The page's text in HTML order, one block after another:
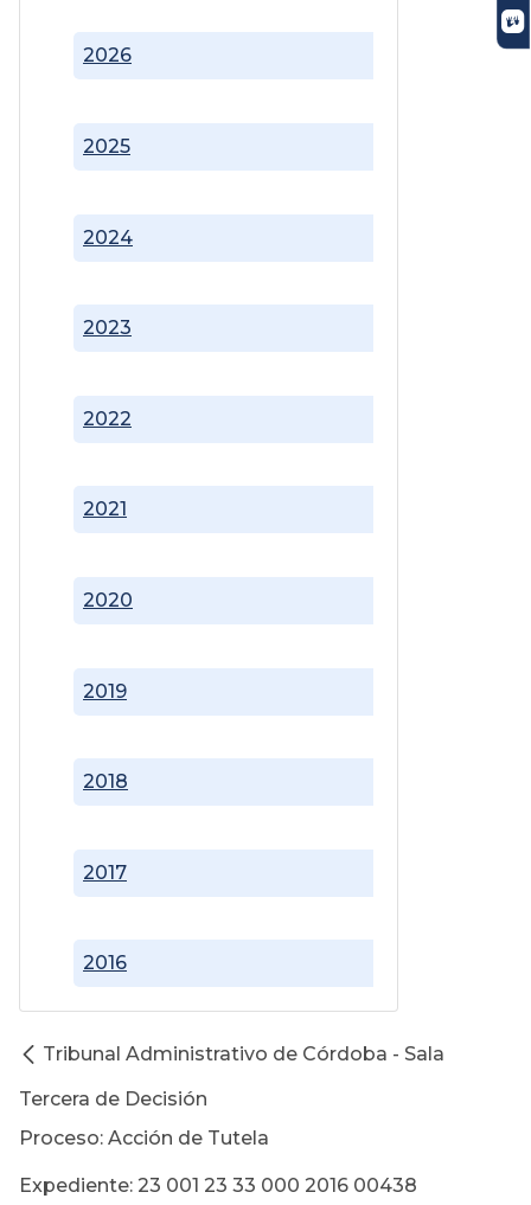
2016
2017
2018
2019
2020
2021
2022
2023
2024
2025
2026
Tribunal Administrativo de Córdoba - Sala
Tercera de Decisión
Proceso: Acción de Tutela
Expediente: 23 001 23 33 000 2016 00438